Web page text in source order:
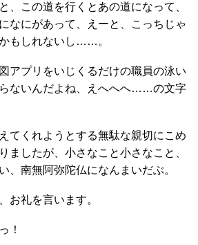
、この道を行くとあの道になって、
なにがあって、えーと、こっちじゃ
もしれないし……。
アプリをいじくるだけの職員の泳い
ないんだよね、えへへへ……の文字
てくれようとする無駄な親切にこめ
ましたが、小さなこと小さなこと、
、南無阿弥陀仏になんまいだぶ。
お礼を言います。
！